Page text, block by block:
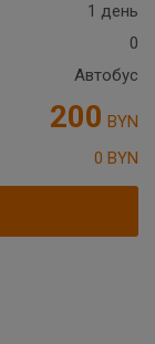
1 день
0
Автобус
200 BYN
0 BYN